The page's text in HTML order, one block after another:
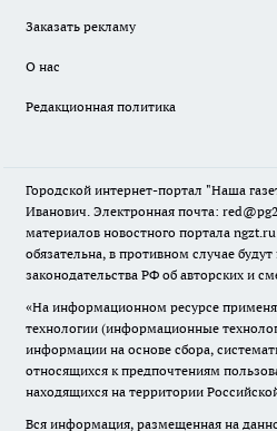
Заказать рекламу
О нас
Редакционная политика
Городской интернет-портал "Наша
Иванович. Электронная почта:
материалов новостного портала
обязательна, в противном случае
законодательства РФ об авторских и
«На информационном ресурсе
технологии (информационные
информации на основе сбора,
относящихся к предпочтениям
находящихся на территории
Вся информация, размещенная на